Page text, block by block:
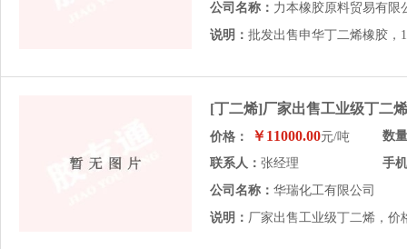
公司名称： 力本橡胶原料贸易有限
说明： 批发出售申华丁二烯橡胶，
[丁二烯]厂家出售工业级丁二
价格： ￥11000.00元/吨
数
联系人： 张经理
手
公司名称： 华瑞化工有限公司
说明： 厂家出售工业级丁二烯，价